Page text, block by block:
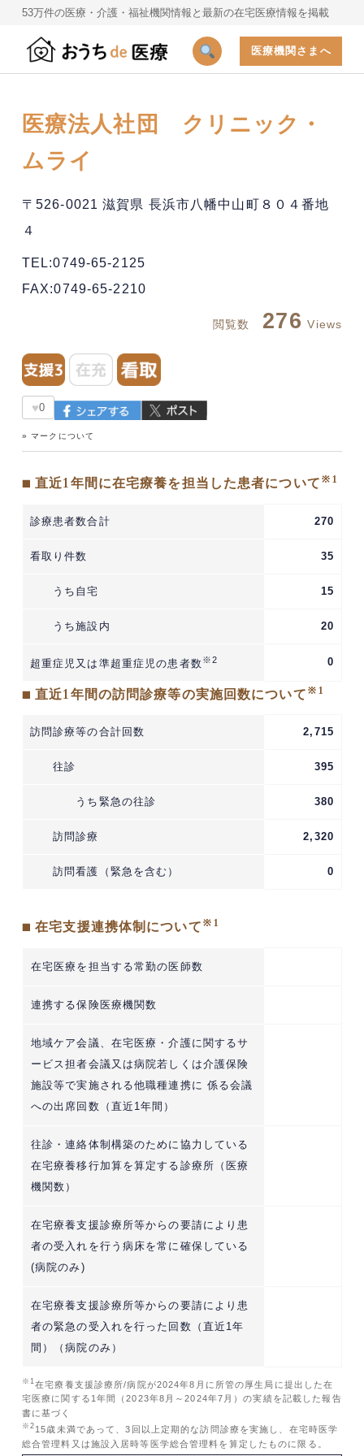
53万件の医療・介護・福祉機関情報と最新の在宅医療情報を掲載
医療機関さまへ
医療法人社団 クリニック・
ムライ
〒526-0021 滋賀県 長浜市八幡中山町８０４番地
４
TEL:0749-65-2125
FAX:0749-65-2210
閲覧数 276 Views
♥0
» マークについて
■ 直近1年間に在宅療養を担当した患者について※1
診療患者数合計 270
看取り件数 35
うち自宅 15
うち施設内 20
超重症児又は準超重症児の患者数※2 0
■ 直近1年間の訪問診療等の実施回数について※1
訪問診療等の合計回数 2,715
往診 395
うち緊急の往診 380
訪問診療 2,320
訪問看護（緊急を含む） 0
■ 在宅支援連携体制について※1
在宅医療を担当する常勤の医師数
連携する保険医療機関数
地域ケア会議、在宅医療・介護に関するサ
ービス担者会議又は病院若しくは介護保険
施設等で実施される他職種連携に 係る会議
への出席回数（直近1年間）
往診・連絡体制構築のために協力している
在宅療養移行加算を算定する診療所（医療
機関数）
在宅療養支援診療所等からの要請により患
者の受入れを行う病床を常に確保している
(病院のみ)
在宅療養支援診療所等からの要請により患
者の緊急の受入れを行った回数（直近1年
間）（病院のみ）
※1 在宅療養支援診療所/病院が2024年8月に所管の厚生局に提出した在
宅医療に関する1年間（2023年8月～2024年7月）の実績を記載した報告
書に基づく
※2 15歳未満であって、3回以上定期的な訪問診療を実施し、在宅時医学
総合管理料又は施設入居時等医学総合管理料を算定したものに限る。